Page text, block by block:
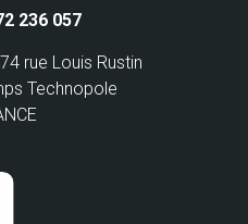
236 057
rue Louis Rustin
Technopole